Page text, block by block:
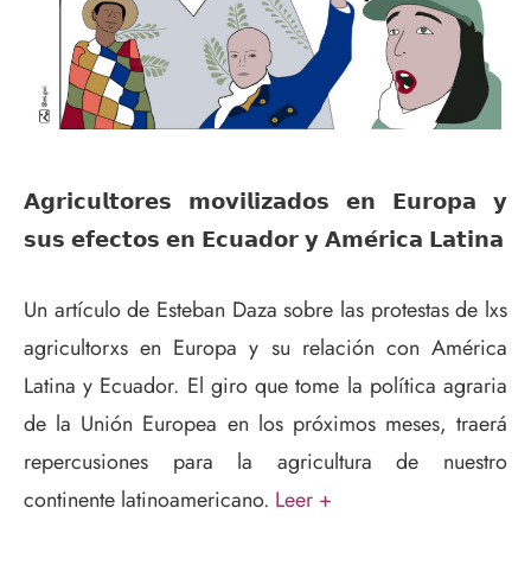
𝗔𝗴𝗿𝗶𝗰𝘂𝗹𝘁𝗼𝗿𝗲𝘀 𝗺𝗼𝘃𝗶𝗹𝗶𝘇𝗮𝗱𝗼𝘀 𝗲𝗻 𝗘𝘂𝗿𝗼𝗽𝗮 𝘆
𝘀𝘂𝘀 𝗲𝗳𝗲𝗰𝘁𝗼𝘀 𝗲𝗻 𝗘𝗰𝘂𝗮𝗱𝗼𝗿 𝘆 𝗔𝗺𝗲́𝗿𝗶𝗰𝗮 𝗟𝗮𝘁𝗶𝗻𝗮
Un artículo de Esteban Daza sobre las protestas de lxs
agricultorxs en Europa y su relación con América
Latina y Ecuador. El giro que tome la política agraria
de la Unión Europea en los próximos meses, traerá
repercusiones para la agricultura de nuestro
continente latinoamericano. Leer +